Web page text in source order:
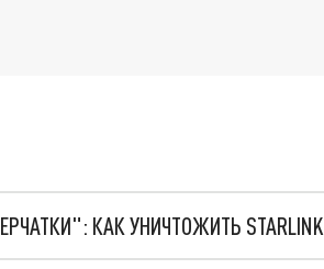
КАК УНИЧТОЖИТЬ STARLINK